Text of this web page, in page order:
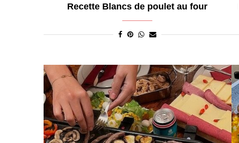
Recette Blancs de poulet au four